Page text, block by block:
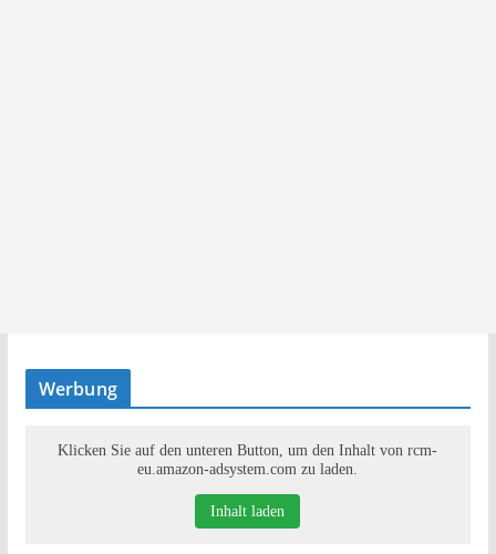
Werbung
Klicken Sie auf den unteren Button, um den Inhalt von rcm-
eu.amazon-adsystem.com zu laden.
Inhalt laden